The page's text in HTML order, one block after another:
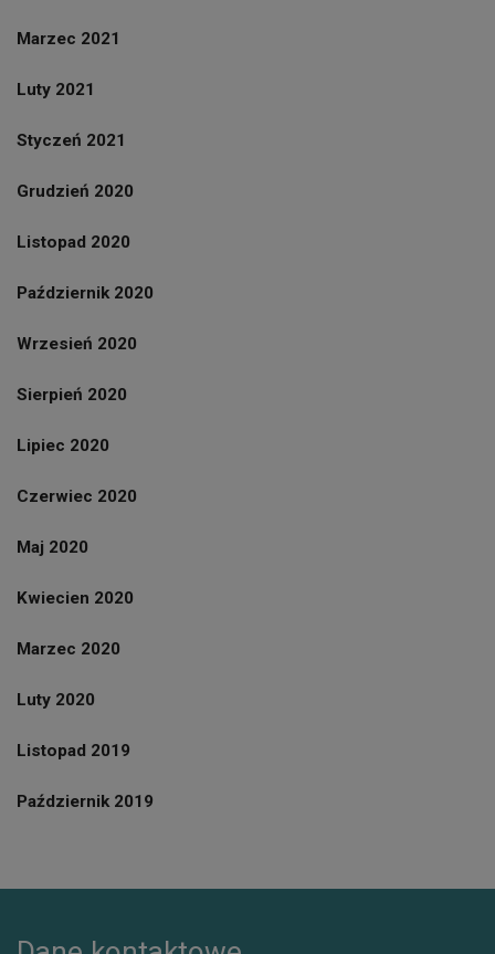
Marzec 2021
Luty 2021
Styczeń 2021
Grudzień 2020
Listopad 2020
Październik 2020
Wrzesień 2020
Sierpień 2020
Lipiec 2020
Czerwiec 2020
Maj 2020
Kwiecien 2020
Marzec 2020
Luty 2020
Listopad 2019
Październik 2019